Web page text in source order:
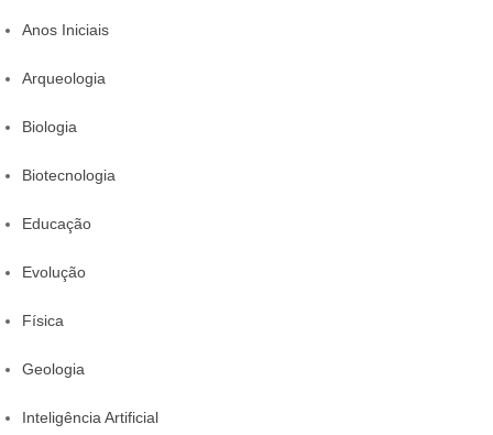
Anos Iniciais
Arqueologia
Biologia
Biotecnologia
Educação
Evolução
Física
Geologia
Inteligência Artificial